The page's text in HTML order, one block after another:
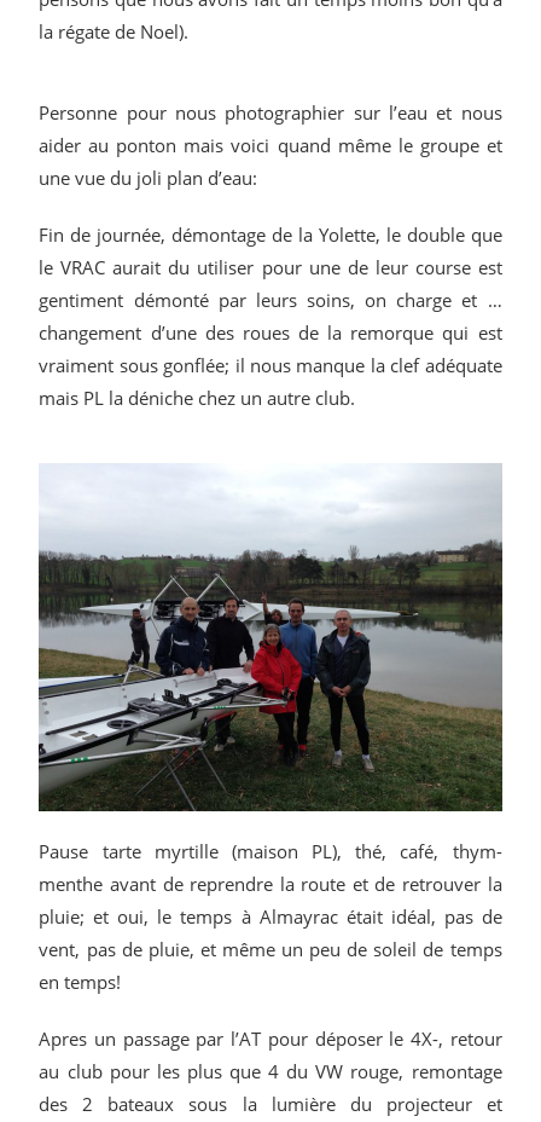
la régate de Noel).
Personne pour nous photographier sur l’eau et nous
aider au ponton mais voici quand même le groupe et
une vue du joli plan d’eau:
Fin de journée, démontage de la Yolette, le double que
le VRAC aurait du utiliser pour une de leur course est
gentiment démonté par leurs soins, on charge et …
changement d’une des roues de la remorque qui est
vraiment sous gonflée; il nous manque la clef adéquate
mais PL la déniche chez un autre club.
Pause tarte myrtille (maison PL), thé, café, thym-
menthe avant de reprendre la route et de retrouver la
pluie; et oui, le temps à Almayrac était idéal, pas de
vent, pas de pluie, et même un peu de soleil de temps
en temps!
Apres un passage par l’AT pour déposer le 4X-, retour
au club pour les plus que 4 du VW rouge, remontage
des 2 bateaux sous la lumière du projecteur et